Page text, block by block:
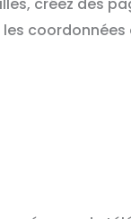
créez des